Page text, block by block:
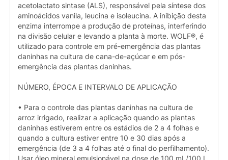
acetolactato sintase (ALS), responsável pela síntese dos
aminoácidos vanila, leucina e isoleucina. A inibição desta
enzima interrompe a produção de proteínas, interferindo
na divisão celular e levando a planta à morte. WOLF®, é
utilizado para controle em pré-emergência das plantas
daninhas na cultura de cana-de-açúcar e em pós-
emergência das plantas daninhas.
NÚMERO, ÉPOCA E INTERVALO DE APLICAÇÃO
• Para o controle das plantas daninhas na cultura de
arroz irrigado, realizar a aplicação quando as plantas
daninhas estiverem entre os estádios de 2 a 4 folhas e
quando a cultura estiver entre 10 e 30 dias após a
emergência (de 3 a 4 folhas até o final do perfilhamento).
Usar óleo mineral emulsionável na dose de 100 mL/100 L